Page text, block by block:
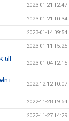
2023-01-21 12:47
2023-01-21 10:34
2023-01-14 09:54
2023-01-11 15:25
till
2023-01-04 12:15
i
2022-12-12 10:07
2022-11-28 19:54
2022-11-27 14:29